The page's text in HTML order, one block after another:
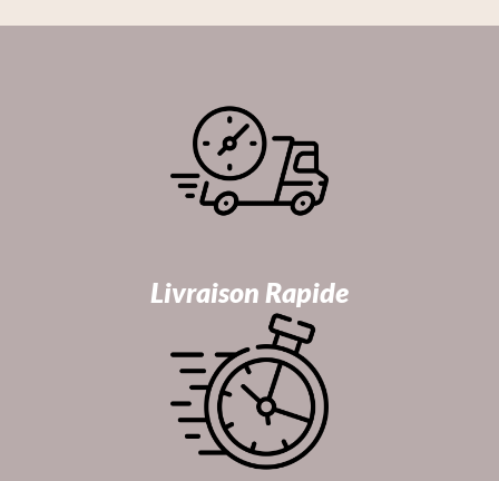
Livraison Rapide